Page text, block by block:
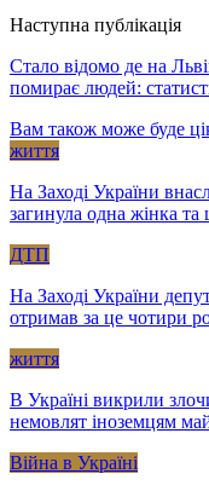
Наступна публікація
Стало відомо де на
помирає людей:
Вам також може буде
життя
На Заході України
загинула одна жінка
ДТП
На Заході України
отримав за це чотири
життя
В Україні викрили
немовлят іноземцям
Війна в Україні